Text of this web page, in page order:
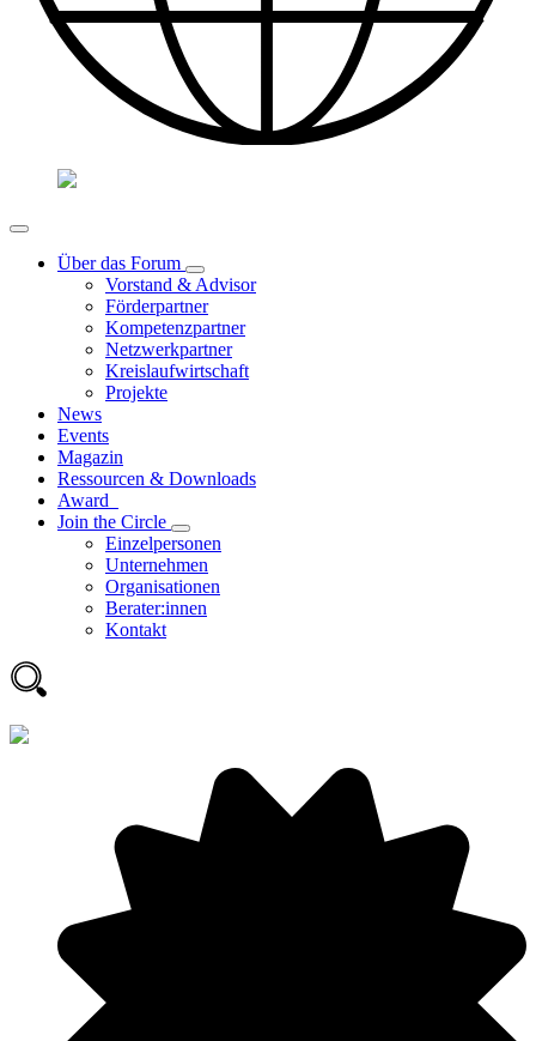
Über das Forum
Vorstand & Advisor
Förderpartner
Kompetenzpartner
Netzwerkpartner
Kreislaufwirtschaft
Projekte
News
Events
Magazin
Ressourcen & Downloads
Award
Join the Circle
Einzelpersonen
Unternehmen
Organisationen
Berater:innen
Kontakt